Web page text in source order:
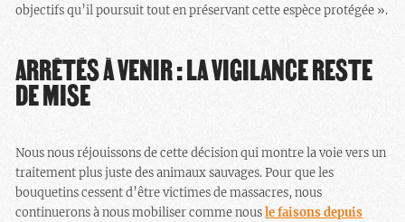
objectifs qu’il poursuit tout en préservant cette espèce protégée ».
ARRÊTÉS À VENIR : LA VIGILANCE RESTE
DE MISE
Nous nous réjouissons de cette décision qui montre la voie vers un
traitement plus juste des animaux sauvages. Pour que les
bouquetins cessent d’être victimes de massacres, nous
continuerons à nous mobiliser comme nousle faisons depuis